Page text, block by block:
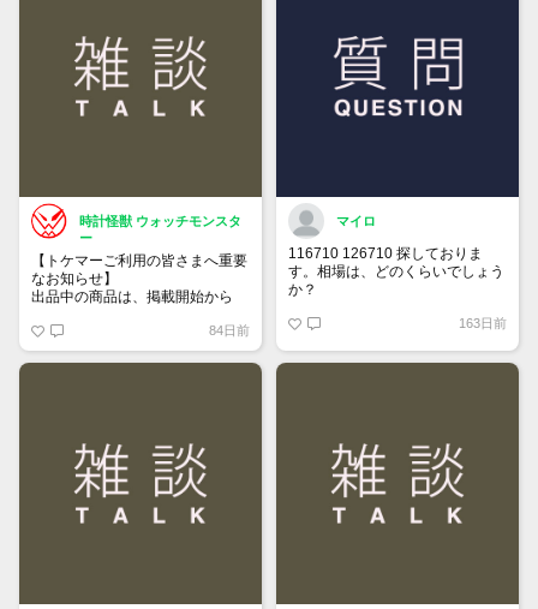
時計怪獣 ウォッチモンスタ
ー
【トケマーご利用の皆さまへ重要
なお知らせ】
出品中の商品は、掲載開始から
「下書き」へ戻ります。
トップページでお気に入り登録が
できるようになりました。
84日前
マイロ
116710 126710 探しておりま
す。相場は、どのくらいでしょう
か？
163日前